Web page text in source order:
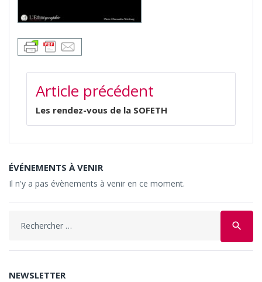
NAVIGATION
DE
L’ARTICLE
Article précédent
Les rendez-vous de la SOFETH
ÉVÉNEMENTS À VENIR
Il n'y a pas évènements à venir en ce moment.
search
NEWSLETTER